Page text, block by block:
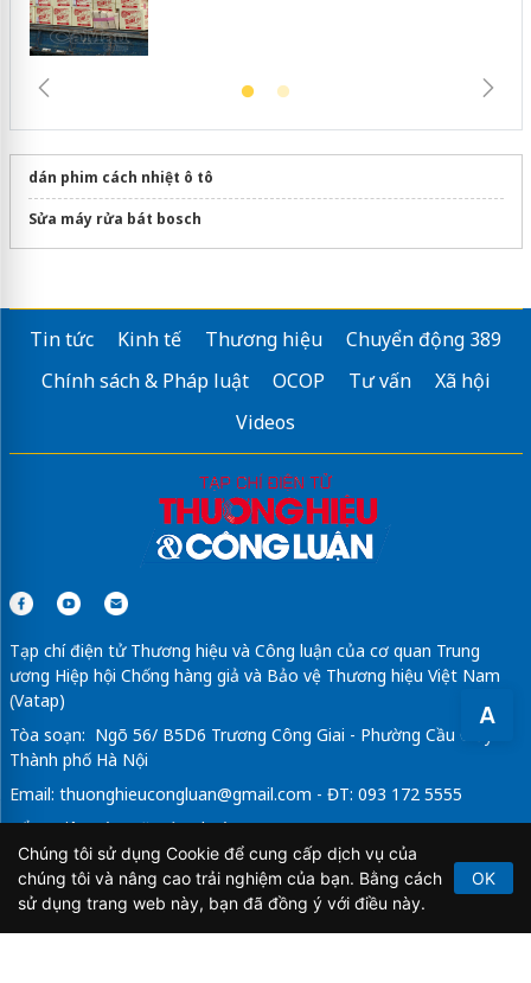
A
dán phim cách nhiệt ô tô
Sửa máy rửa bát bosch
Tin tức Kinh tế Thương hiệu
Chuyển động 389
Chính sách & Pháp luật
OCOP Tư vấn
Xã hội
Videos
Tạp chí điện tử Thương hiệu và Công luận của cơ quan Trung
ương Hiệp hội Chống hàng giả và Bảo vệ Thương hiệu Việt Nam
(Vatap)
Tòa soạn: Ngõ 56/ B5D6 Trương Công Giai - Phường Cầu Giấy -
Thành phố Hà Nội
Email: thuonghieucongluan@gmail.com - ĐT: 093 172 5555
Tổng Biên Tập: Vũ Đức Thuận
Giấy phép hoạt động báo chí điện tử số 64/GP-BTTTT do Bộ
Thông tin và Truyền thông cấp ngày 21/2/2020.
Chúng tôi sử dụng Cookie để cung cấp dịch vụ của
chúng tôi và nâng cao trải nghiệm của bạn. Bằng cách
sử dụng trang web này, bạn đã đồng ý với điều này.
OK